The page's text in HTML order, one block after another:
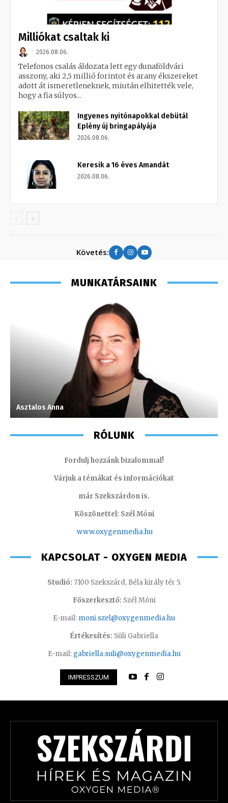
Milliókat csaltak ki
2026.08.06.
Telefonos csalás áldozata lett egy dunaföldvári
asszony, aki 2,5 millió forintot és arany ékszereket
adott át ismeretleneknek, miután elhitették vele,
hogy a fia súlyos...
Ingyenes nyitónapokkal debütál
Eplény új bringapályája
2026.08.06.
Keresik a 16 éves Amandát
2026.08.06.
Követés:
MUNKATÁRSAINK
Asztalos Anna
RÓLUNK
Fordulj hozzánk bizalommal!
Várjuk a témákat és információkat
már Szekszárdon is.
Köszönettel: Szél Móni
www.oxygenmedia.hu
KAPCSOLAT - OXYGEN MEDIA
Studió: 7100 Szekszárd, Béla király tér 5.
Főszerkesztő: Szél Móni
E-mail: moni.szel@oxygenmedia.hu
Értékesítés: Süli Gabriella
E-mail: gabriella.suli@oxygenmedia.hu
IMPRESSZUM